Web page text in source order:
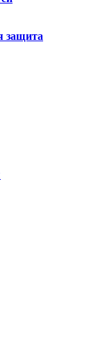
защита